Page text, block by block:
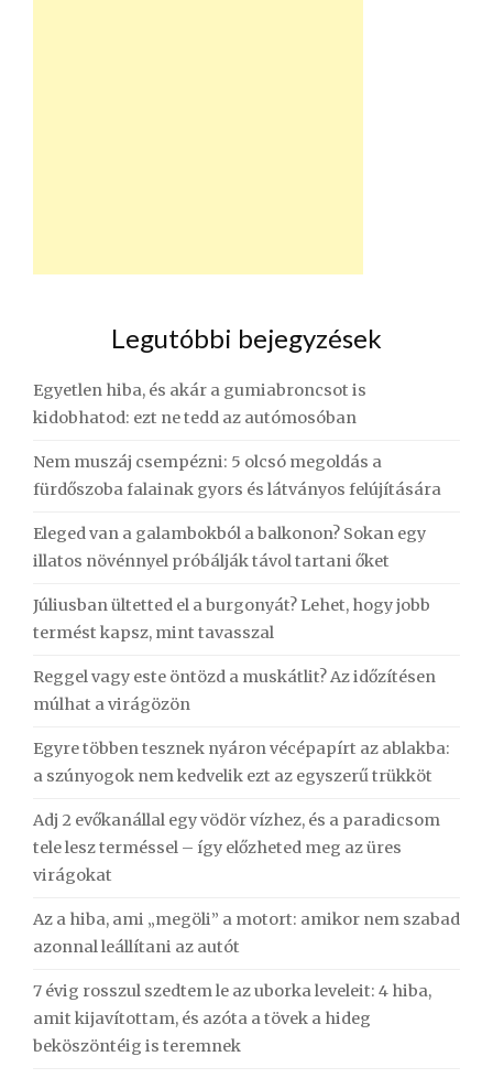
Legutóbbi bejegyzések
Egyetlen hiba, és akár a gumiabroncsot is
kidobhatod: ezt ne tedd az autómosóban
Nem muszáj csempézni: 5 olcsó megoldás a
fürdőszoba falainak gyors és látványos felújítására
Eleged van a galambokból a balkonon? Sokan egy
illatos növénnyel próbálják távol tartani őket
Júliusban ültetted el a burgonyát? Lehet, hogy jobb
termést kapsz, mint tavasszal
Reggel vagy este öntözd a muskátlit? Az időzítésen
múlhat a virágözön
Egyre többen tesznek nyáron vécépapírt az ablakba:
a szúnyogok nem kedvelik ezt az egyszerű trükköt
Adj 2 evőkanállal egy vödör vízhez, és a paradicsom
tele lesz terméssel – így előzheted meg az üres
virágokat
Az a hiba, ami „megöli” a motort: amikor nem szabad
azonnal leállítani az autót
7 évig rosszul szedtem le az uborka leveleit: 4 hiba,
amit kijavítottam, és azóta a tövek a hideg
beköszöntéig is teremnek